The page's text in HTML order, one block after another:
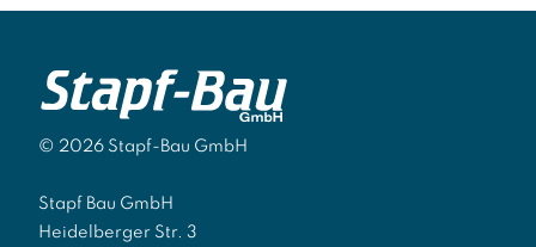
© 2026 Stapf-Bau GmbH
Stapf Bau GmbH
Heidelberger Str. 3